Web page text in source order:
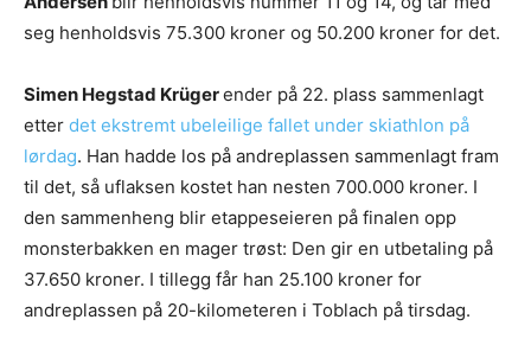
seg henholdsvis 75.300 kroner og 50.200 kroner for det.
Simen Hegstad Krügerender på 22. plass sammenlagt
etter det ekstremt ubeleilige fallet under skiathlon på
lørdag. Han hadde los på andreplassen sammenlagt fram
til det, så uflaksen kostet han nesten 700.000 kroner. I
den sammenheng blir etappeseieren på finalen opp
monsterbakken en mager trøst: Den gir en utbetaling på
37.650 kroner. I tillegg får han 25.100 kroner for
andreplassen på 20-kilometeren i Toblach på tirsdag.